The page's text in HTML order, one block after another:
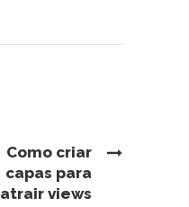
Como criar
capas para
atrair views